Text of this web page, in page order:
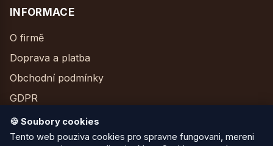
INFORMACE
O firmě
Doprava a platba
Obchodní podmínky
GDPR
Kontakt
🍪 Soubory cookies
Tento web pouziva cookies pro spravne fungovani, mereni